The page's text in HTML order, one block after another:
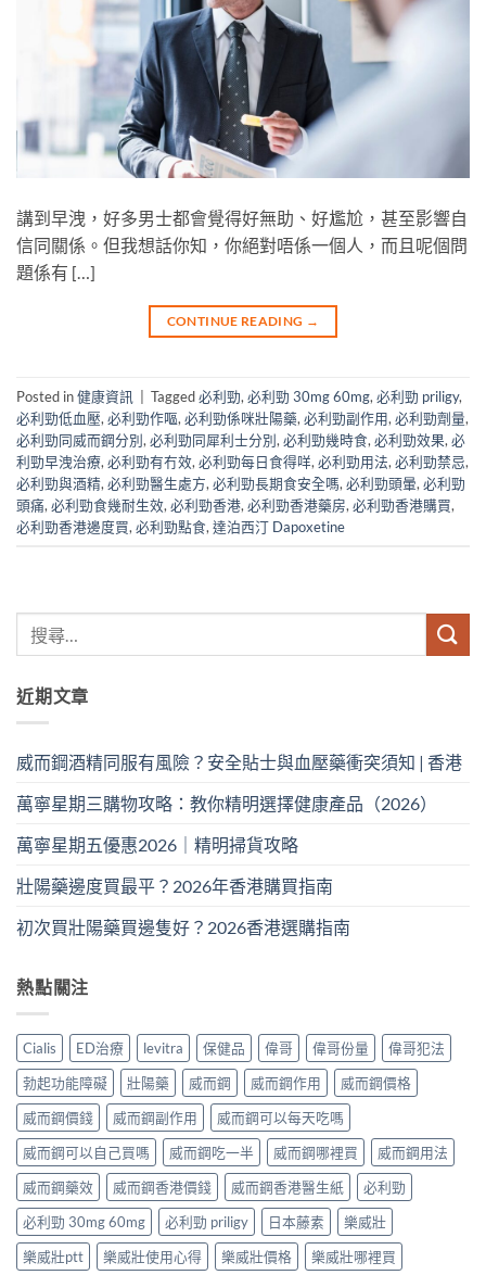
講到早洩，好多男士都會覺得好無助、好尷尬，甚至影響自
信同關係。但我想話你知，你絕對唔係一個人，而且呢個問
題係有 […]
CONTINUE READING →
Posted in健康資訊 Tagged必利勁, 必利勁 30mg 60mg, 必利勁 priligy,
必利勁低血壓, 必利勁作嘔, 必利勁係咪壯陽藥, 必利勁副作用, 必利勁劑量,
必利勁同威而鋼分別, 必利勁同犀利士分別, 必利勁幾時食, 必利勁效果, 必
利勁早洩治療, 必利勁有冇效, 必利勁每日食得咩, 必利勁用法, 必利勁禁忌,
必利勁與酒精, 必利勁醫生處方, 必利勁長期食安全嗎, 必利勁頭暈, 必利勁
頭痛, 必利勁食幾耐生效, 必利勁香港, 必利勁香港藥房, 必利勁香港購買,
必利勁香港邊度買, 必利勁點食, 達泊西汀 Dapoxetine
近期文章
威而鋼酒精同服有風險？安全貼士與血壓藥衝突須知 | 香港
萬寧星期三購物攻略：教你精明選擇健康產品（2026）
萬寧星期五優惠2026｜精明掃貨攻略
壯陽藥邊度買最平？2026年香港購買指南
初次買壯陽藥買邊隻好？2026香港選購指南
熱點關注
Cialis ED治療 levitra 保健品 偉哥 偉哥份量
偉哥犯法
勃起功能障礙
壯陽藥 威而鋼 威而鋼作用
威而鋼價格
威而鋼價錢
威而鋼副作用
威而鋼可以每天吃嗎
威而鋼可以自己買嗎
威而鋼吃一半 威而鋼哪裡買
威而鋼用法
威而鋼藥效
威而鋼香港價錢 威而鋼香港醫生紙
必利勁
必利勁 30mg 60mg
必利勁 priligy 日本藤素
樂威壯
樂威壯ptt
樂威壯使用心得 樂威壯價格 樂威壯哪裡買